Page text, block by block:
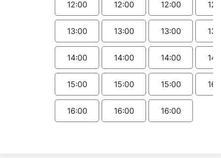
12:00
13:00
14:00
15:00
16:00
12:00
13:00
14:00
15:00
16:00
12:00
13:00
14:00
15:00
16:00